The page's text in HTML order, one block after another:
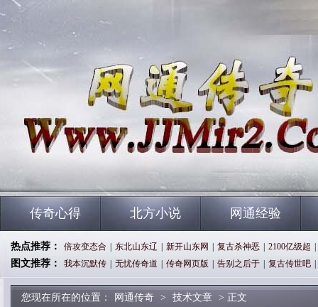
传奇心得 北方小说 网通经验
热点推荐： 倍攻变态合 东北山东辽 新开山东网 复古杀神恶 2100亿级超
图文推荐： 我本沉默传 无忧传奇道 传奇网页版 告别之后于 复古传世吧
您现在所在的位置： 网通传奇 > 技术文章 > 正文